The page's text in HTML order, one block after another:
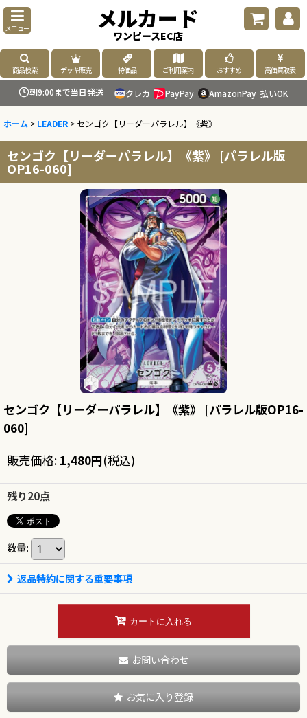
メニュー メルカード
ワンピースEC店
商品検索 デッキ販売 特価品 ご利用案内 おすすめ 高価買取表
朝9:00まで当日発送 クレカ PayPay AmazonPay 払いOK
ホーム > LEADER > センゴク【リーダーパラレル】《紫》
センゴク【リーダーパラレル】《紫》 [パラレル版
OP16-060]
センゴク【リーダーパラレル】《紫》 [パラレル版OP16-
060]
販売価格: 1,480円(税込)
残り20点
数量:
返品特約に関する重要事項
カートに入れる
お問い合わせ
お気に入り登録